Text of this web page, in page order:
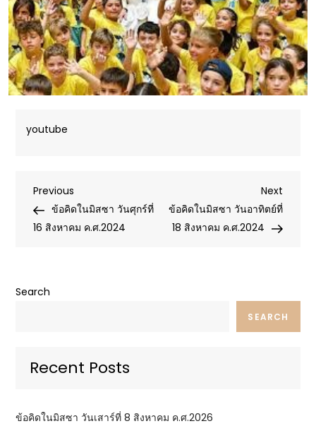
youtube
Post
navigation
Previous
Post
Previous
ข้อคิดในมิสซา วันศุกร์ที่
16 สิงหาคม ค.ศ.2024
Next
Post
Next
ข้อคิดในมิสซา วันอาทิตย์ที่
18 สิงหาคม ค.ศ.2024
Search
SEARCH
Recent Posts
ข้อคิดในมิสซา วันเสาร์ที่ 8 สิงหาคม ค.ศ.2026